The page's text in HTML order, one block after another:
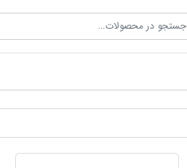
جستجو در محصولات...